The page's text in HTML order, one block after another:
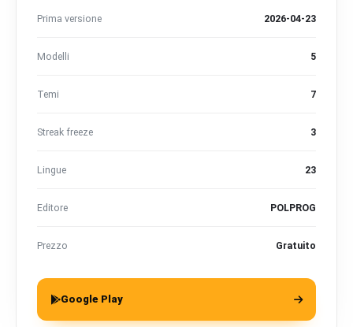
Prima versione 2026-04-23
Modelli 5
Temi 7
Streak freeze 3
Lingue 23
Editore POLPROG
Prezzo Gratuito
Google Play